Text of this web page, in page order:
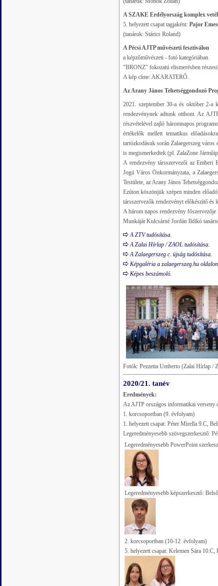
A SZAKE Erdélyország komplex
5. helyezett csapat tagjaként: Pajor
(tanáruk: Stárics Roland)
A Pécsi AJTP művészeti fesztiválon
a képzőművészeti - fotó kategóriában
"BRONZ" fokozatú elismerésben
A kép címe: AKARATERŐ.
Az Arany János Tehetséggondozó
2021. szeptember 30-a és október 2-a
rendezvénynek adtunk otthont. Az
részvételével zajló háromnapos
értékelők mellett tematikus
tartózkodásuk során Zalaegerszeg
is megismerkedtek (pl. ZalaZone
A rendezvény társszervezői az Emberi
Jogú Város Önkormányzata, a
Testülete, az Arany János
Ezúton köszönjük szépen minden
társszervezők rendezvényt előkészítő és
A három napos rendezvény
Munkáját Kulcsárné Jordán Ildikó
A ZTV tudósítása.
A Zalai Hírlap / ZAOL tudósítása.
A Zalaegerszeg c. újság tudósítása.
Képgaléria a zalaegerszeg.hu
Képes beszámoló.
Fotók: Pezzetta Umberto (Zalai Hírlap /
2020/21. tanév
Eredmények:
Az AJTP országos informatikai verseny
1. korcsoportban (9. évfolyam)
1. helyezett csapat: Péter Mirella 9.C,
Legeredményesebb szövegszerkesztő:
Legeredményesebb PowerPoint
Legeredményesebb képszerkesztő:
2. korcsoportban (10-12. évfolyam)
5. helyezett csapat: Kelemen Sára 10.C,